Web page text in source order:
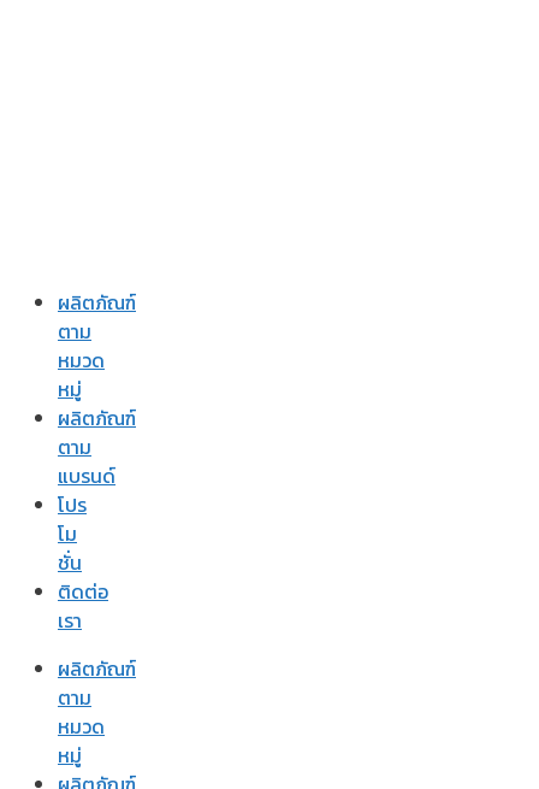
ผลิตภัณฑ์
ตาม
หมวด
หมู่
ผลิตภัณฑ์
ตาม
แบรนด์
โปร
โม
ชั่น
ติดต่อ
เรา
ผลิตภัณฑ์
ตาม
หมวด
หมู่